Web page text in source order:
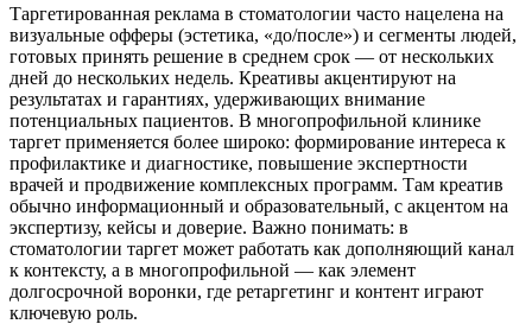
Таргетированная реклама в стоматологии часто нацелена на
визуальные офферы (эстетика, «до/после») и сегменты людей,
готовых принять решение в среднем срок — от нескольких
дней до нескольких недель. Креативы акцентируют на
результатах и гарантиях, удерживающих внимание
потенциальных пациентов. В многопрофильной клинике
таргет применяется более широко: формирование интереса к
профилактике и диагностике, повышение экспертности
врачей и продвижение комплексных программ. Там креатив
обычно информационный и образовательный, с акцентом на
экспертизу, кейсы и доверие. Важно понимать: в
стоматологии таргет может работать как дополняющий канал
к контексту, а в многопрофильной — как элемент
долгосрочной воронки, где ретаргетинг и контент играют
ключевую роль.